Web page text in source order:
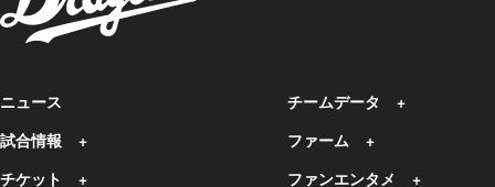
ニュース
試合情報
チケット
チームデータ
ファーム
ファンエンタメ